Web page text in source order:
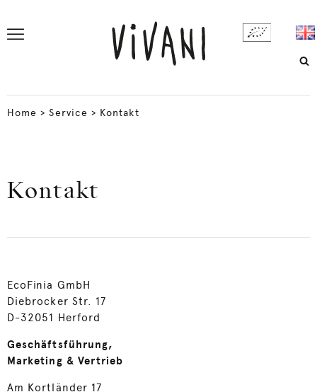
Home >Service > Kontakt
Kontakt
EcoFinia GmbH
Diebrocker Str. 17
D-32051 Herford
Geschäftsführung,
Marketing & Vertrieb
Am Kortländer 17